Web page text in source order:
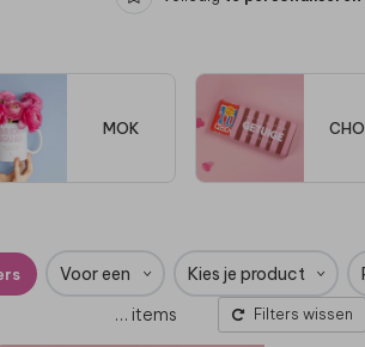
MOK
Voor een Kies je product
… items Filters wissen